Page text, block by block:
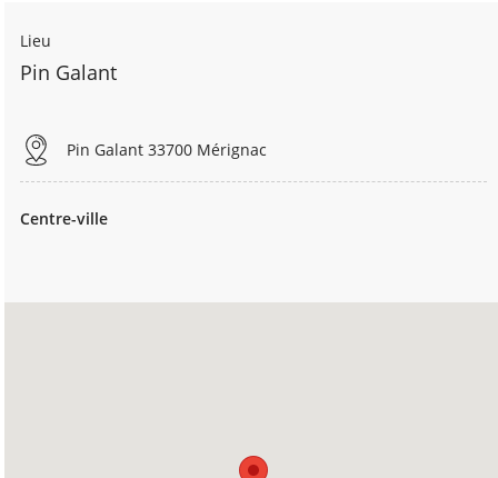
Lieu
Pin Galant
Pin Galant 33700 Mérignac
Centre-ville